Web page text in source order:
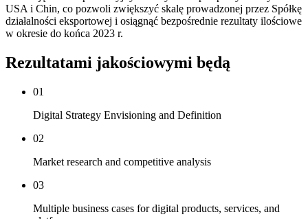
USA i Chin, co pozwoli zwiększyć skalę prowadzonej przez Spółkę
działalności eksportowej i osiągnąć bezpośrednie rezultaty ilościowe
w okresie do końca 2023 r.
Rezultatami jakościowymi będą
01
Digital Strategy Envisioning and Definition
02
Market research and competitive analysis
03
Multiple business cases for digital products, services, and